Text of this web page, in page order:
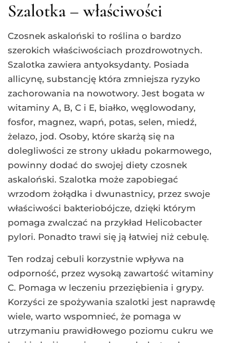
Szalotka – właściwości
Czosnek askaloński to roślina o bardzo
szerokich właściwościach prozdrowotnych.
Szalotka zawiera antyoksydanty. Posiada
allicynę, substancję która zmniejsza ryzyko
zachorowania na nowotwory. Jest bogata w
witaminy A, B, C i E, białko, węglowodany,
fosfor, magnez, wapń, potas, selen, miedź,
żelazo, jod. Osoby, które skarżą się na
dolegliwości ze strony układu pokarmowego,
powinny dodać do swojej diety czosnek
askaloński. Szalotka może zapobiegać
wrzodom żołądka i dwunastnicy, przez swoje
właściwości bakteriobójcze, dzięki którym
pomaga zwalczać na przykład Helicobacter
pylori. Ponadto trawi się ją łatwiej niż cebulę.
Ten rodzaj cebuli korzystnie wpływa na
odporność, przez wysoką zawartość witaminy
C. Pomaga w leczeniu przeziębienia i grypy.
Korzyści ze spożywania szalotki jest naprawdę
wiele, warto wspomnieć, że pomaga w
utrzymaniu prawidłowego poziomu cukru we